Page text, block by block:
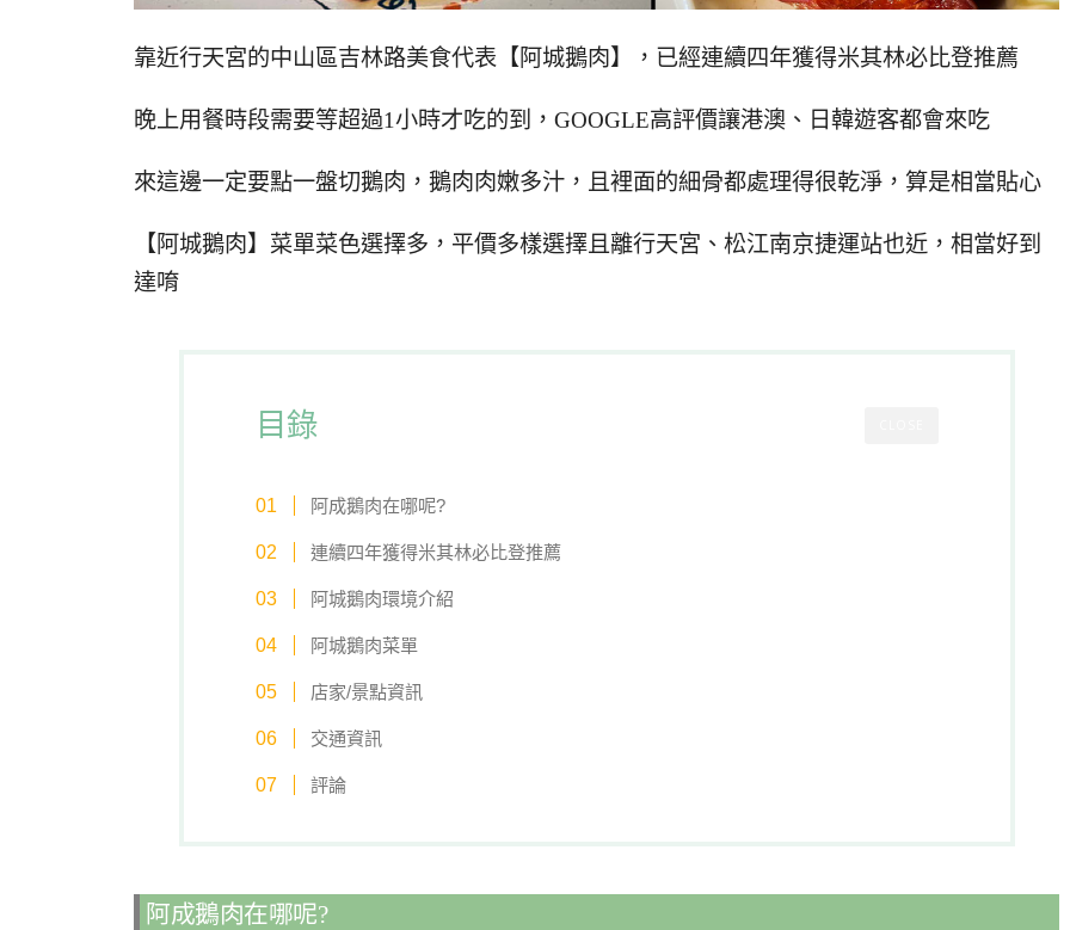
靠近行天宮的中山區吉林路美食代表【阿城鵝肉】，已經連續四年獲得米其林必比登推薦
晚上用餐時段需要等超過1小時才吃的到，GOOGLE高評價讓港澳、日韓遊客都會來吃
來這邊一定要點一盤切鵝肉，鵝肉肉嫩多汁，且裡面的細骨都處理得很乾淨，算是相當貼心
【阿城鵝肉】菜單菜色選擇多，平價多樣選擇且離行天宮、松江南京捷運站也近，相當好到
達唷
目錄
阿成鵝肉在哪呢?
連續四年獲得米其林必比登推薦
阿城鵝肉環境介紹
阿城鵝肉菜單
店家/景點資訊
交通資訊
評論
阿成鵝肉在哪呢?